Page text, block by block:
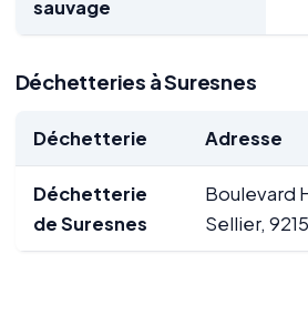
sauvage
Déchetteries à Suresnes
Déchetterie Adresse
Déchetterie
de Suresnes
Boulevard
Sellier,